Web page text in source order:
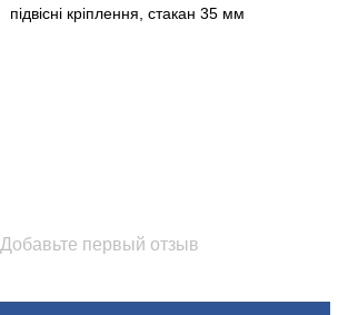
підвісні кріплення, стакан 35 мм
Добавьте первый отзыв